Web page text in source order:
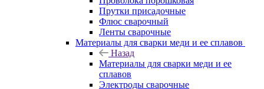
Прутки присадочные
Флюс сварочный
Ленты сварочные
Материалы для сварки меди и ее сплавов
Назад
Материалы для сварки меди и ее
сплавов
Электроды сварочные